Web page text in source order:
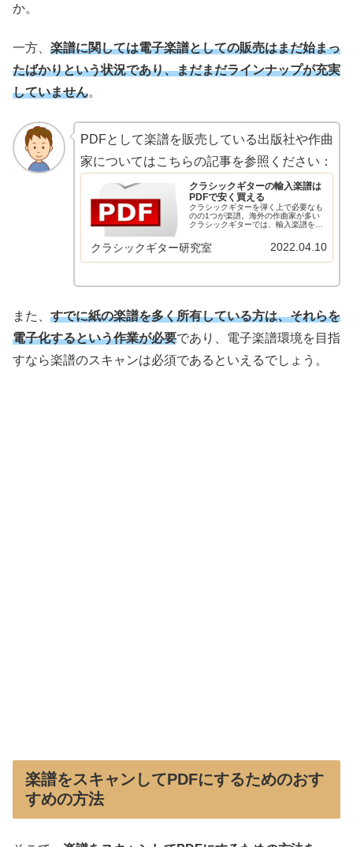
か。
一方、 楽譜に関しては電子楽譜としての販売はまだ始まっ
たばかりという状況であり、まだまだラインナップが充実
していません。
PDFとして楽譜を販売している出版社や作曲
家についてはこちらの記事を参照ください：
クラシックギターの輸入楽譜は
PDFで安く買える
クラシックギターを弾く上で必要なも
のの1つが楽譜。海外の作曲家が多い
クラシックギターでは、輸入楽譜を買
近では海外の出版社が直接楽譜をPDF
で売っているケースがあります。日本
クラシックギター研究室 2022.04.10
また、 すでに紙の楽譜を多く所有している方は、それらを
電子化するという作業が必要であり、電子楽譜環境を目指
すなら楽譜のスキャンは必須であるといえるでしょう。
楽譜をスキャンしてPDFにするためのおす
すめの方法